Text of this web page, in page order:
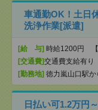
車通勤OK！土日
洗浄作業[派遣]
[給 与] 時給1200円 【
[交通費]交通費支給有り
[勤務地] 徳力嵐山口駅
日払い可1.2万円